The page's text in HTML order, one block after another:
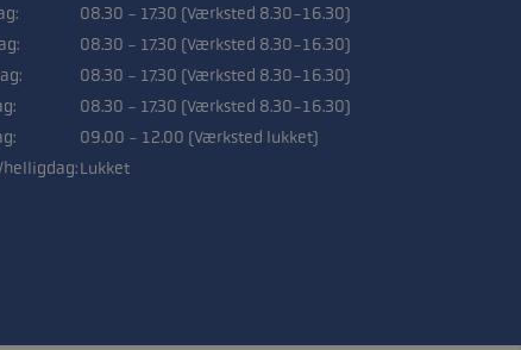
08.30 - 17.30 (Værksted 8.30-16.30)
08.30 - 17.30 (Værksted 8.30-16.30)
08.30 - 17.30 (Værksted 8.30-16.30)
08.30 - 17.30 (Værksted 8.30-16.30)
09.00 - 12.00 (Værksted lukket)
Lukket